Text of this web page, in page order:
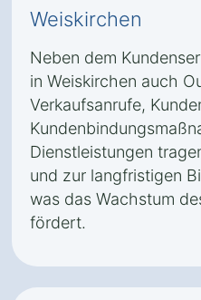
Weiskirchen
Neben dem
in Weiskirchen auch
Verkaufsanrufe,
Dienstleistungen
und zur langfristigen
was das Wachstum
fördert.